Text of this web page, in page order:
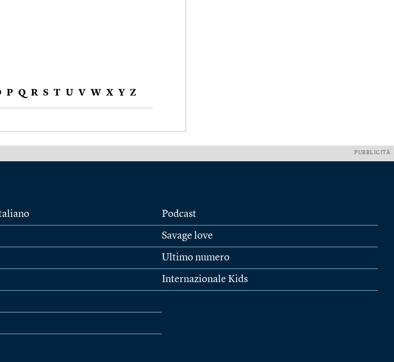
P Q R S T U V W X Y Z
PUBBLICITÀ
Podcast
Savage love
Ultimo numero
Internazionale Kids